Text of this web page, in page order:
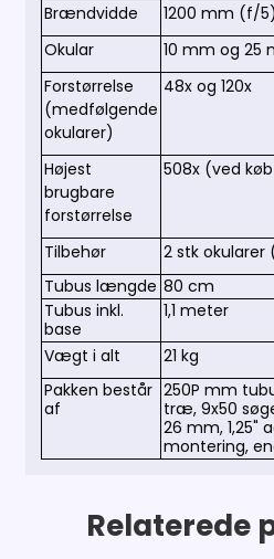
Brændvidde
1200 mm (f/5)
Okular
10 mm og 25
Forstørrelse
(medfølgende
okularer)
48x og 120x
Højest
brugbare
forstørrelse
508x (ved
Tilbehør
2 stk okularer
Tubus længde 80 cm
Tubus inkl.
base
1,1 meter
Vægt i alt
21 kg
Pakken består
af
250P mm
træ, 9x50
26 mm, 1,25"
montering,
Relaterede